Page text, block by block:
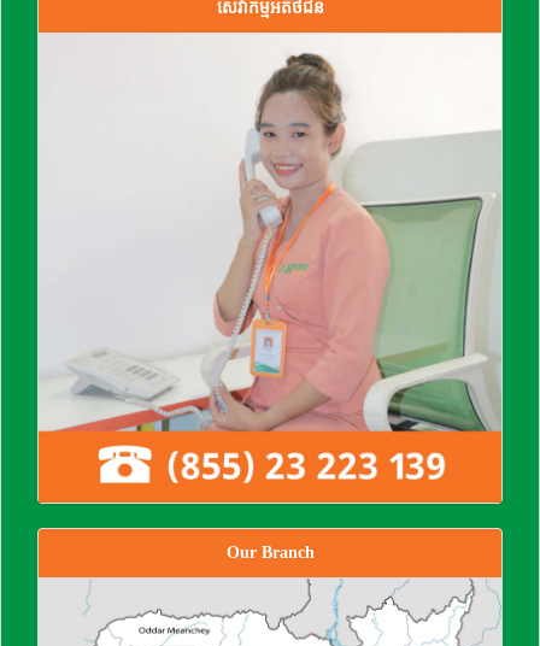
សេវាកម្មអតិថិជន
Our Branch